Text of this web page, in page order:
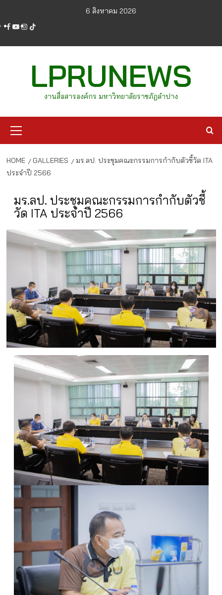
content
6 สิงหาคม 2026
facebook
youtube
instagram
tiktok
LPRUNEWS
งานสื่อสารองค์กร มหาวิทยาลัยราชภัฏลำปาง
Menu
HOME GALLERIES
มร.ลป. ประชุมคณะกรรมการกำกับตัวชี้วัด ITA
ประจำปี 2566
มร.ลป. ประชุมคณะกรรมการกำกับตัวชี้
วัด ITA ประจำปี 2566